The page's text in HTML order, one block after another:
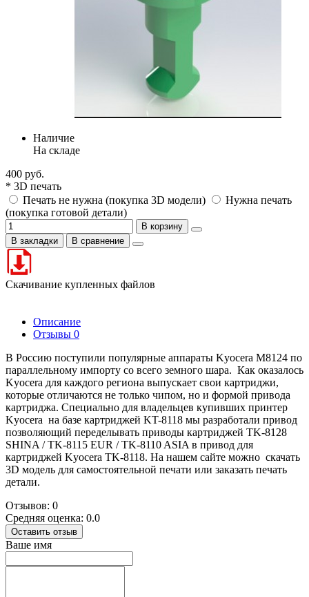
Наличие
На складе
400 руб.
* 3D печать
Печать не нужна (покупка 3D модели)
Нужна печать
(покупка готовой детали)
В корзину
В закладки
В сравнение
Скачивание купленных файлов
Описание
Отзывы 0
В Россию поступили популярные аппараты Kyocera M8124 по
параллельному импорту со всего земного шара. Как оказалось
Kyocera для каждого региона выпускает свои картриджи,
которые отличаются не только чипом, но и формой привода
картриджа. Специально для владельцев купивших принтер
Kyocera на базе картриджей KT-8118 мы разработали привод
позволяющий переделывать приводы картриджей TK-8128
SHINA / TK-8115 EUR / TK-8110 ASIA в привод для
картриджей Kyocera TK-8118. На нашем сайте можно скачать
3D модель для самостоятельной печати или заказать печать
детали.
Отзывов: 0
Средняя оценка: 0.0
Оставить отзыв
Ваше имя